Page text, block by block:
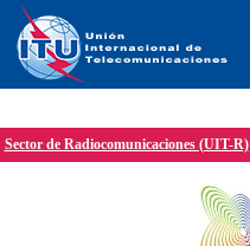
Sector de Radiocomunicaciones (UIT-R)